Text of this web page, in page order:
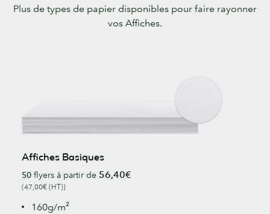
Plus de types de papier disponibles pour faire rayonner
vos Affiches.
Affiches Basiques
50 flyers à partir de 56,40€
(47,00€ (HT))
160g/m²